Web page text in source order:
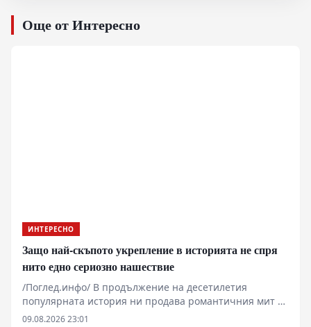
Още от Интересно
ИНТЕРЕСНО
Защо най-скъпото укрепление в историята не спря
нито едно сериозно нашествие
/Поглед.инфо/ В продължение на десетилетия
популярната история ни продава романтичния мит за
непревземаемата каменна бариера, издигната от
09.08.2026 23:01